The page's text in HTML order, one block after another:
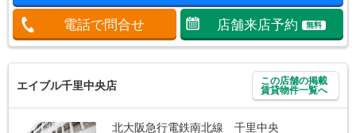
電話で問合せ 店舗来店予約 無料
エイブル千里中央店
この店舗の掲載
賃貸物件一覧へ
北大阪急行電鉄南北線 千里中央